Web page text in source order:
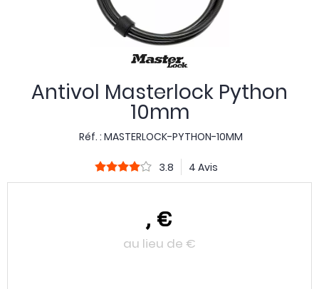
Antivol Masterlock Python
10mm
Réf. : MASTERLOCK-PYTHON-10MM
3.8 4 Avis
, €
au lieu de €